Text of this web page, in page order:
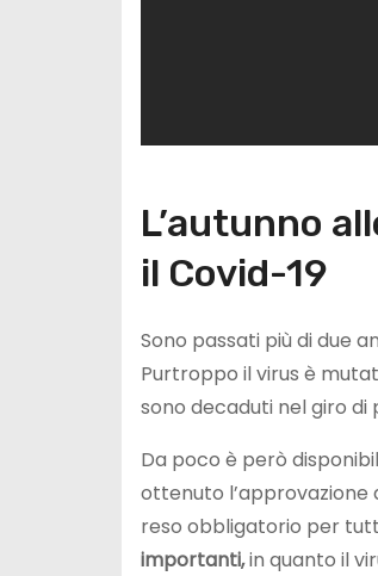
L’autunno
il Covid-19
Sono passati più di due
Purtroppo il virus è
sono decaduti nel giro di
Da poco è però
ottenuto l’approvazione
reso obbligatorio per
importanti,in quanto il